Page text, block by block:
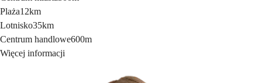
Plaża12km
Lotnisko35km
Centrum handlowe600m
Więcej informacji